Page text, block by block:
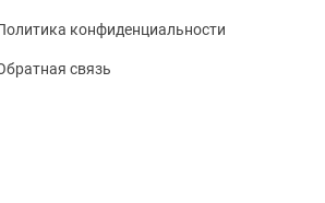
конфиденциальности
связь